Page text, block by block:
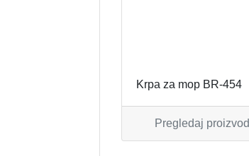
I KALUPI
Krpa za mop BR-454
Pregledaj proizvod